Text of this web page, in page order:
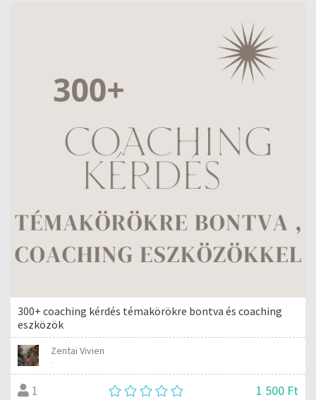
300+ coaching kérdés témakörökre bontva és coaching
eszközök
Zentai Vivien
-
1 1 500 Ft